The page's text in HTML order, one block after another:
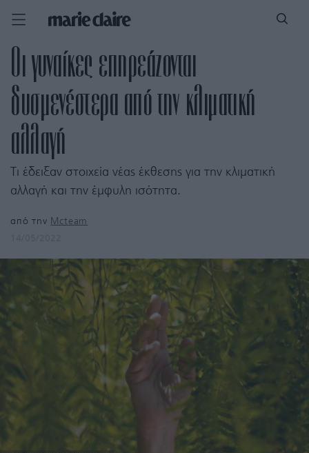
Οι γυναίκες επηρεάζονται
δυσμενέστερα από την κλιματική
αλλαγή
Τι έδειξαν στοιχεία νέας έκθεσης για την κλιματική
αλλαγή και την έμφυλη ισότητα.
από την Mcteam